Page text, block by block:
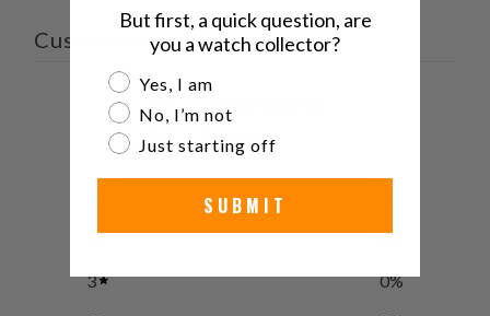
Customer reviews
0
0%
3
0%
But first, a quick question, are
you a watch collector?
Are you a watch collector?
Yes, I am
No, I’m not
Just starting off
SUBMIT